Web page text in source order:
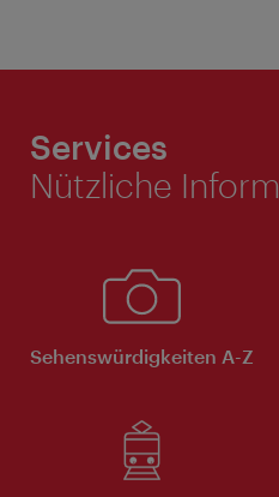
Services
Nützliche
Sehenswürdigkeiten A-Z